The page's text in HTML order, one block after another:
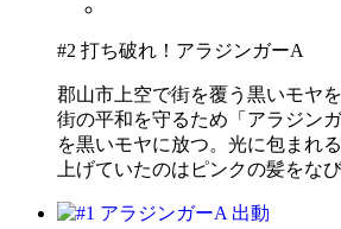
#2 打ち破れ！アラジンガーA
郡山市上空で街を覆う黒いモヤ
街の平和を守るため「アラジン
を黒いモヤに放つ。光に包まれ
上げていたのはピンクの髪をな